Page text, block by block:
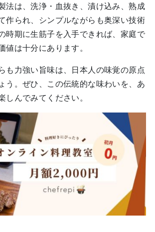
法は、洗浄・血抜き、漬け込み、熟成
作られ、シンプルながらも奥深い技術
時期に生筋子を入手できれば、家庭で
値は十分にあります。
も力強い旨味は、日本人の味覚の原点
う。ぜひ、この伝統的な味わいを、あ
しんでみてください。